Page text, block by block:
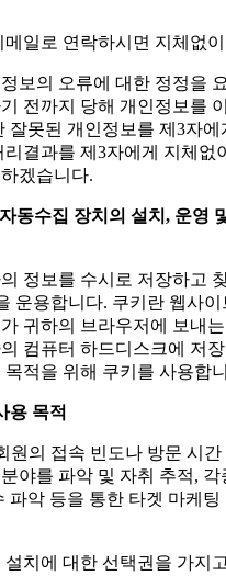
메일로 연락하시면 지체없
보의 오류에 대한 정정을
전까지 당해 개인정보를
잘못된 개인정보를 제3자
결과를 제3자에게 지체없
겠습니다.
동수집 장치의 설치, 운영
정보를 수시로 저장하고 찾
운용합니다. 쿠키란 웹사이
귀하의 브라우저에 보내
컴퓨터 하드디스크에 저
목적을 위해 쿠키를 사용합
용 목적
원의 접속 빈도나 방문 시간
야를 파악 및 자취 추적, 각
파악 등을 통한 타겟 마케
설치에 대한 선택권을 가지